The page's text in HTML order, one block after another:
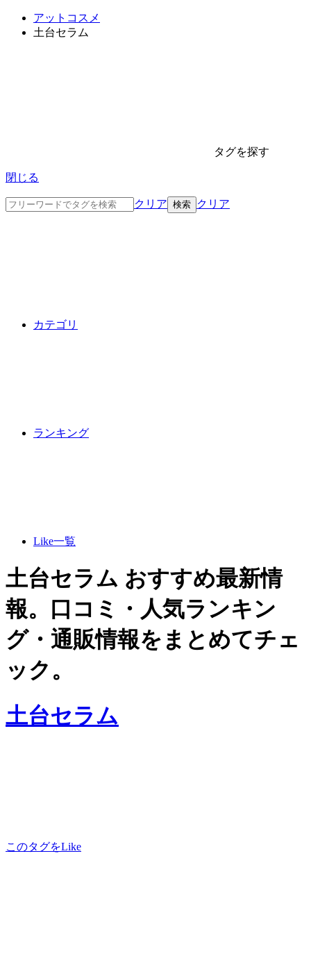
アットコスメ
土台セラム
タグを探す
閉じる
クリア クリア
カテゴリ
ランキング
Like一覧
土台セラム おすすめ最新情
報。口コミ・人気ランキン
グ・通販情報をまとめてチェ
ック。
土台セラム
このタグをLike